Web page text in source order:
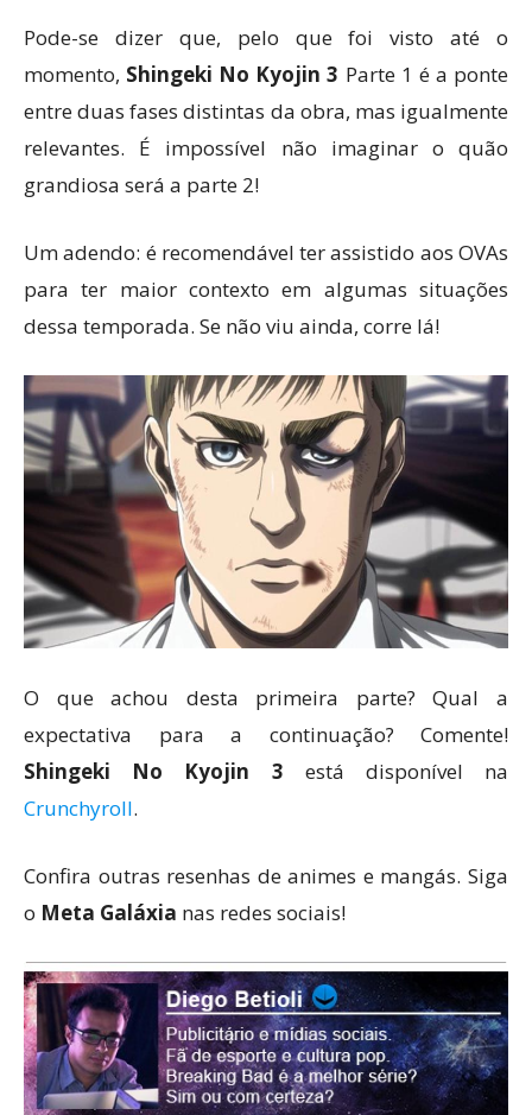
Pode-se dizer que, pelo que foi visto até o
momento, Shingeki No Kyojin 3 Parte 1 é a ponte
entre duas fases distintas da obra, mas igualmente
relevantes. É impossível não imaginar o quão
grandiosa será a parte 2!
Um adendo: é recomendável ter assistido aos OVAs
para ter maior contexto em algumas situações
dessa temporada. Se não viu ainda, corre lá!
O que achou desta primeira parte? Qual a
expectativa para a continuação? Comente!
Shingeki No Kyojin 3 está disponível na
Crunchyroll.
Confira outras resenhas de animes e mangás. Siga
o Meta Galáxia nas redes sociais!